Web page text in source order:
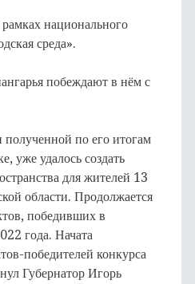
национального
среда».
побеждают в нём с
полученной по его итогам
уже удалось создать
для жителей 13
области. Продолжается
победивших в
года. Начата
победителей конкурса
Губернатор Игорь